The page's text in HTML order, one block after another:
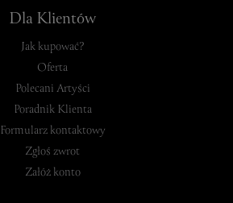
Dla Klientów
Jak kupować?
Oferta
Polecani Artyści
Poradnik Klienta
Formularz kontaktowy
Zgłoś zwrot
Załóż konto